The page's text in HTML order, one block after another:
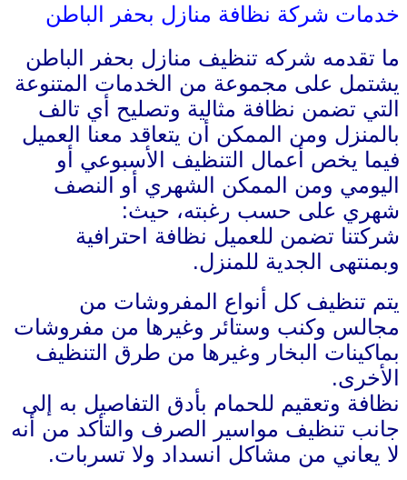
خدمات شركة نظافة منازل بحفر الباطن
ما تقدمه شركه تنظيف منازل بحفر الباطن
يشتمل على مجموعة من الخدمات المتنوعة
التي تضمن نظافة مثالية وتصليح أي تالف
بالمنزل ومن الممكن أن يتعاقد معنا العميل
فيما يخص أعمال التنظيف الأسبوعي أو
اليومي ومن الممكن الشهري أو النصف
شهري على حسب رغبته، حيث:
شركتنا تضمن للعميل نظافة احترافية
وبمنتهى الجدية للمنزل.
يتم تنظيف كل أنواع المفروشات من
مجالس وكنب وستائر وغيرها من مفروشات
بماكينات البخار وغيرها من طرق التنظيف
الأخرى.
نظافة وتعقيم للحمام بأدق التفاصيل به إلى
جانب تنظيف مواسير الصرف والتأكد من أنه
لا يعاني من مشاكل انسداد ولا تسربات.